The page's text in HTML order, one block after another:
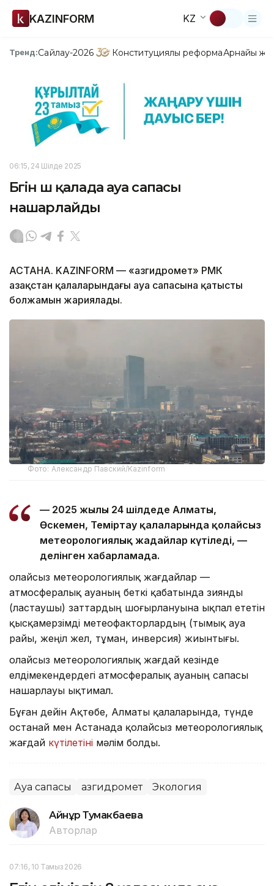
KAZINFORM KZ
Тренд:Сайлау-2026 Конституциялық реформаАрнайы
06:15, 24 Шілде 2025
Бүгін үш қалада ауа сапасы
нашарлайды
АСТАНА. KAZINFORM — «Қазгидромет» РМК
Қазақстан қалаларындағы ауа сапасына қатысты
болжамын жариялады.
Фото: Александр Павский/Kazinform
— 2025 жылғы 24 шілдеде Алматы,
Өскемен, Теміртау қалаларында қолайсыз
метеорологиялық жағдайлар күтіледі, —
делінген хабарламада.
Қолайсыз метеорологиялық жағдайлар —
атмосфералық ауаның беткі қабатында зиянды
(ластаушы) заттардың шоғырлануына ықпал ететін
қысқамерзімді метеофакторлардың (тымық ауа
райы, жеңіл жел, тұман, инверсия) жиынтығы.
Қолайсыз метеорологиялық жағдай кезінде
елдімекендердегі атмосфералық ауаның сапасы
нашарлауы ықтимал.
Бұған дейін Ақтөбе, Алматы қалаларында, түнде
Қостанай мен Астанада қолайсыз метеорологиялық
жағдай күтілетіні мәлім болды.
Ауа сапасы Қазгидромет Экология
Айнұр Тумакбаева
Авторлар
07:16, 10 Тамыз 2026